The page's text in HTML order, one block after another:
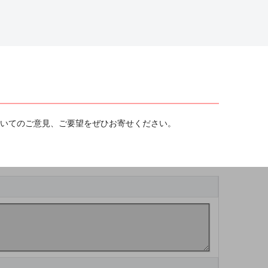
のご意見、ご要望をぜひお寄せください。